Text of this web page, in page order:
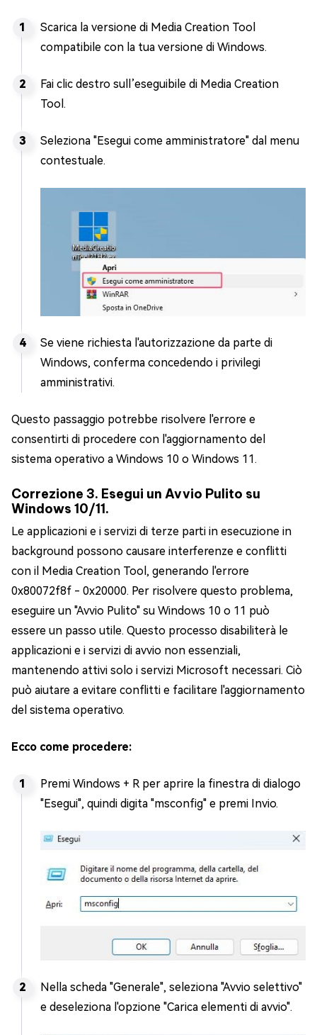
Scarica la versione di Media Creation Tool
compatibile con la tua versione di Windows.
Fai clic destro sull’eseguibile di Media Creation
Tool.
Seleziona "Esegui come amministratore" dal menu
contestuale.
Se viene richiesta l'autorizzazione da parte di
Windows, conferma concedendo i privilegi
amministrativi.
Questo passaggio potrebbe risolvere l'errore e
consentirti di procedere con l'aggiornamento del
sistema operativo a Windows 10 o Windows 11.
Correzione 3. Esegui un Avvio Pulito su
Windows 10/11.
Le applicazioni e i servizi di terze parti in esecuzione in
background possono causare interferenze e conflitti
con il Media Creation Tool, generando l'errore
0x80072f8f - 0x20000. Per risolvere questo problema,
eseguire un "Avvio Pulito" su Windows 10 o 11 può
essere un passo utile. Questo processo disabiliterà le
applicazioni e i servizi di avvio non essenziali,
mantenendo attivi solo i servizi Microsoft necessari. Ciò
può aiutare a evitare conflitti e facilitare l'aggiornamento
del sistema operativo.
Ecco come procedere:
Premi Windows + R per aprire la finestra di dialogo
"Esegui", quindi digita "msconfig" e premi Invio.
Nella scheda "Generale", seleziona "Avvio selettivo"
e deseleziona l'opzione "Carica elementi di avvio".